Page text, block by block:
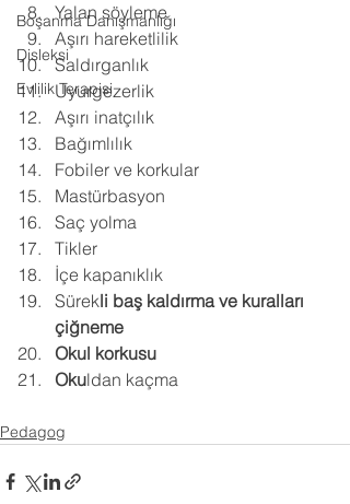
Boşanma Danışmanlığı
Disleksi
Evlilik Terapisi
Yalan söyleme
Aşırı hareketlilik
Saldırganlık
Uyurgezerlik
Aşırı inatçılık
Bağımlılık
Fobiler ve korkular
Mastürbasyon
Saç yolma
Tikler
İçe kapanıklık
Sürekli baş kaldırma ve kuralları
çiğneme
Okul korkusu
Okuldan kaçma
Pedagog